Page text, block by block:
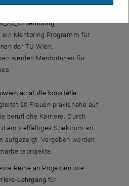
ein Mentoring Programm für
der TU Wien.
werden MentorInnen für
dle koostelle
20 Frauen praxisnahe auf
berufliche Karriere. Durch
ein vielfältiges Spektrum an
aufgezeigt. Vergeben werden
Reihe an Projekten wie
Lehrgang für